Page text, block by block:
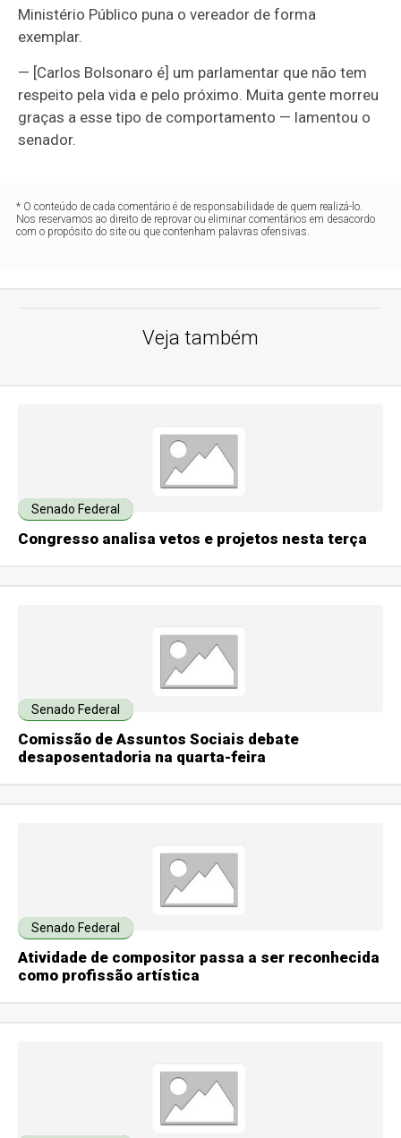
Ministério Público puna o vereador de forma
exemplar.
— [Carlos Bolsonaro é] um parlamentar que não tem
respeito pela vida e pelo próximo. Muita gente morreu
graças a esse tipo de comportamento — lamentou o
senador.
* O conteúdo de cada comentário é de responsabilidade de quem realizá-lo.
Nos reservamos ao direito de reprovar ou eliminar comentários em desacordo
com o propósito do site ou que contenham palavras ofensivas.
Veja também
Senado Federal
Congresso analisa vetos e projetos nesta terça
Senado Federal
Comissão de Assuntos Sociais debate
desaposentadoria na quarta-feira
Senado Federal
Atividade de compositor passa a ser reconhecida
como profissão artística